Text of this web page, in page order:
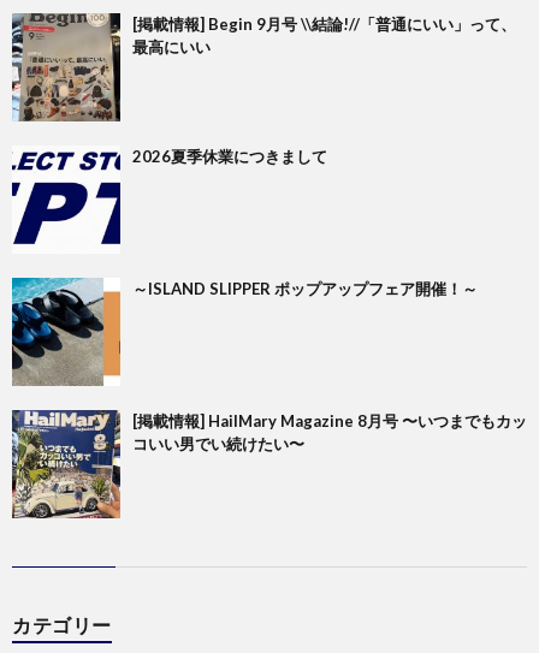
[掲載情報] Begin 9月号 \\結論!//「普通にいい」って、
最高にいい
2026夏季休業につきまして
～ISLAND SLIPPER ポップアップフェア開催！～
[掲載情報] HailMary Magazine 8月号 〜いつまでもカッ
コいい男でい続けたい〜
カテゴリー